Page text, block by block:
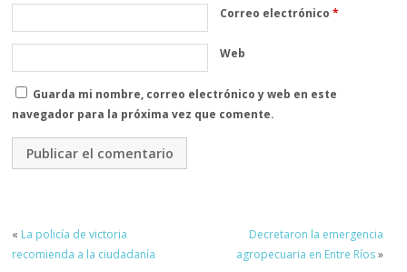
Correo electrónico*
Web
Guarda mi nombre, correo electrónico y web en este
navegador para la próxima vez que comente.
« La policía de victoria
recomienda a la ciudadanía
Decretaron la emergencia
agropecuaria en Entre Ríos»